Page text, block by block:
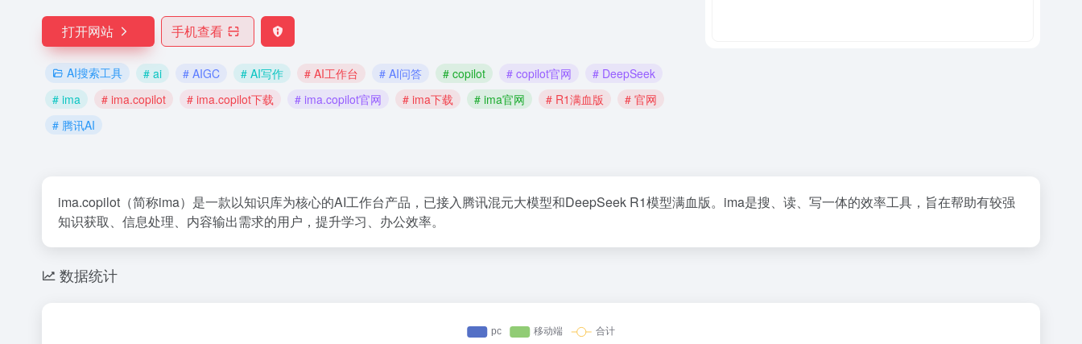
打开网站 手机查看
AI搜索工具 # ai # AIGC # AI写作 # AI工作台 # AI问答 # copilot # copilot官网
# DeepSeek
# ima
# ima.copilot # ima.copilot下载 # ima.copilot官网 # ima下载 # ima官网 # R1满血版
# 官网
# 腾讯AI
ima.copilot（简称ima）是一款以知识库为核心的AI工作台产品，已接入腾讯混元大模型和DeepSeek R1模型满血版。ima是搜、读、写一体的效率工具，旨在帮助有较强
知识获取、信息处理、内容输出需求的用户，提升学习、办公效率。
数据统计